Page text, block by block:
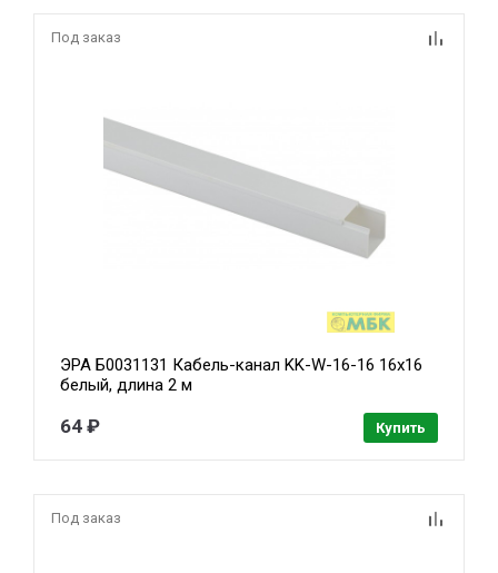
Под заказ
ЭРА Б0031131 Кабель-канал KK-W-16-16 16x16
белый, длина 2 м
64 ₽ Купить
Под заказ